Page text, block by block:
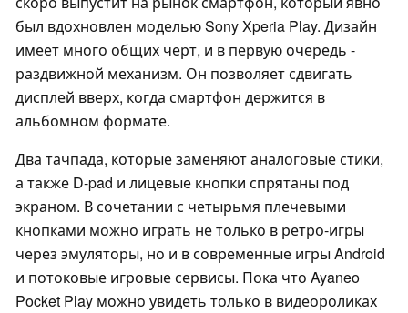
был вдохновлен моделью Sony Xperia Play. Дизайн
имеет много общих черт, и в первую очередь -
раздвижной механизм. Он позволяет сдвигать
дисплей вверх, когда смартфон держится в
альбомном формате.
Два тачпада, которые заменяют аналоговые стики,
а также D-pad и лицевые кнопки спрятаны под
экраном. В сочетании с четырьмя плечевыми
кнопками можно играть не только в ретро-игры
через эмуляторы, но и в современные игры Android
и потоковые игровые сервисы. Пока что Ayaneo
Pocket Play можно увидеть только в видеороликах